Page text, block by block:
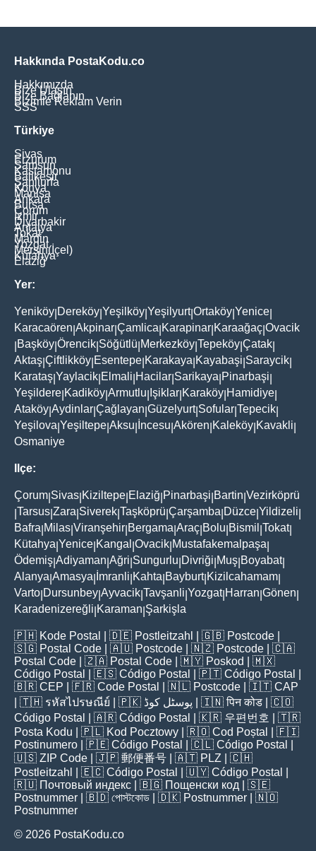
Hakkında PostaKodu.co
Hakkımızda
Bize Ulaşın
Bize Bağlanın
Bizimle Reklam Verin
SSS
Türkiye
Sivas
Erzurum
Samsun
Kastamonu
Balikesir
Şanliurfa
Konya
Manisa
Ankara
Bursa
Çorum
İzmir
Diyarbakir
Antalya
Tokat
Mardin
Yozgat
Mersin(İçel)
Kütahya
Elaziğ
Yer:
Yeniköy Dereköy Yeşilköy Yeşilyurt|Ortaköy Yenice
Karacaören Akpinar Çamlica Karapinar Karaağaç Ovacik
Başköy Örencik Söğütlü Merkezköy Tepeköy Çatak
Aktaş Çiftlikköy Esentepe Karakaya Kayabaşi Saraycik
Karataş Yaylacik Elmali Hacilar Sarikaya Pinarbaşi
Yeşildere Kadiköy Armutlu Işiklar Karaköy Hamidiye
Ataköy Aydinlar Çağlayan Güzelyurt| Sofular Tepecik
Yeşilova Yeşiltepe Aksu İncesu Akören Kaleköy Kavakli
Osmaniye
Ilçe:
Çorum Sivas Kiziltepe Elaziğ Pinarbaşi Bartin Vezirköprü
Tarsus Zara Siverek Taşköprü Çarşamba Düzce Yildizeli
Bafra Milas Viranşehir Bergama Araç Bolu Bismil Tokat|
Kütahya Yenice Kangal Ovacik Mustafakemalpaşa
Ödemiş Adiyaman Ağri Sungurlu Divriği Muş Boyabat|
Alanya Amasya İmranli Kahta Bayburt| Kizilcahamam
Varto Dursunbey Ayvacik Tavşanli Yozgat| Harran Gönen
Karadenizereğli Karaman Şarkişla
🇵🇭 Kode Postal | 🇩🇪 Postleitzahl | 🇬🇧 Postcode
🇸🇬 Postal Code | 🇦🇺 Postcode | 🇳🇿 Postcode | 🇨🇦
Postal Code | 🇿🇦 Postal Code | 🇲🇾 Poskod
| 🇲🇽
Código Postal
| 🇪🇸 Código Postal | 🇵🇹 Código Postal
🇧🇷 CEP | 🇫🇷 Code Postal | 🇳🇱 Postcode | 🇮🇹 CAP
| 🇹🇭 รหัสไปรษณีย์ | 🇵🇰 پوسٹل کوڈ | 🇮🇳पिन कोड | 🇨🇴
Código Postal
| 🇦🇷 Código Postal | 🇰🇷 우편번호
| 🇹🇷
Posta Kodu | 🇵🇱 Kod Pocztowy | 🇷🇴 Cod Poștal
| 🇫🇮
Postinumero | 🇵🇪 Código Postal | 🇨🇱 Código Postal
🇺🇸 ZIP Code | 🇯🇵 郵便番号 | 🇦🇹 PLZ | 🇨🇭
Postleitzahl
| 🇪🇨 Código Postal | 🇺🇾 Código Postal
🇷🇺 Почтовый индекс | 🇧🇬 Пощенски код | 🇸🇪
Postnummer | 🇧🇩 পোস্টকোড | 🇩🇰 Postnummer | 🇳🇴
Postnummer
© 2026 PostaKodu.co